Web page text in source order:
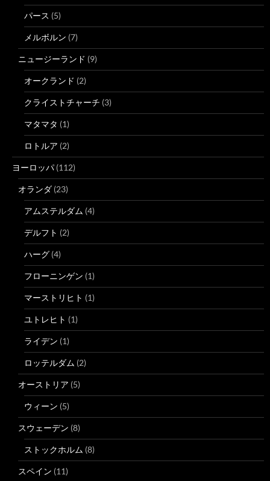
パース (5)
メルボルン (7)
ニュージーランド (9)
オークランド (2)
クライストチャーチ (3)
マタマタ (1)
ロトルア (2)
ヨーロッパ (112)
オランダ (23)
アムステルダム (4)
デルフト (2)
ハーグ (4)
フローニンゲン (1)
マーストリヒト (1)
ユトレヒト (1)
ライデン (1)
ロッテルダム (2)
オーストリア (5)
ウィーン (5)
スウェーデン (8)
ストックホルム (8)
スペイン (11)